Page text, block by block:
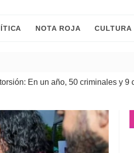
NOTA ROJA CULTURA
En un año, 50 criminales y 9